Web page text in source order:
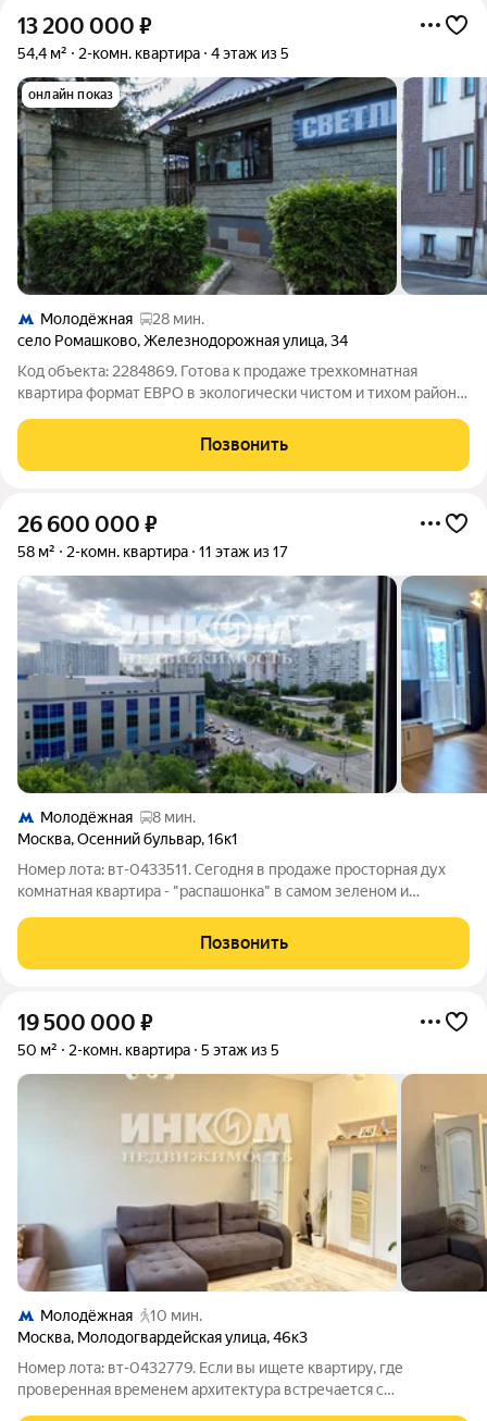
13 200 000 ₽
54,4 м² 2-комн. квартира 4 этаж из 5
онлайн показ
Молодёжная
28 мин.
село Ромашково,Железнодорожная улица,34
Код объекта: 2284869. Готова к продаже трехкомнатная
квартира формат ЕВРО в экологически чистом и тихом районе
Идеальный выбор для тех, кто ценит комфорт, уют и
современный дизайн. Основные
Позвонить
26 600 000 ₽
58 м² 2-комн. квартира 11 этаж из 17
Молодёжная
8 мин.
Москва,Осенний бульвар,16к1
Номер лота: вт-0433511. Сегодня в продаже просторная дух
комнатная квартира - "распашонка" в самом зеленом и
площать 58 кв.м, изолированные комнаты, окна которых
выходят на две стороны дома. В
Позвонить
19 500 000 ₽
50 м² 2-комн. квартира 5 этаж из 5
Молодёжная
10 мин.
Москва, Молодогвардейская улица,46к3
Номер лота: вт-0432779. Если вы ищете квартиру, где
проверенная временем архитектура встречается с